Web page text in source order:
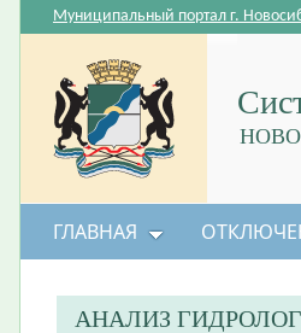
Муниципальный портал г.
ГЛАВНАЯ
АНАЛИЗ